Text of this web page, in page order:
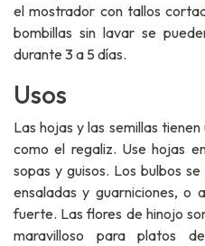
el mostrador con tallos
bombillas sin lavar se
durante 3 a 5 días.
Usos
Las hojas y las semillas
como el regaliz. Use hojas
sopas y guisos. Los bulbos
ensaladas y guarniciones, o
fuerte. Las flores de hinojo
maravilloso para platos